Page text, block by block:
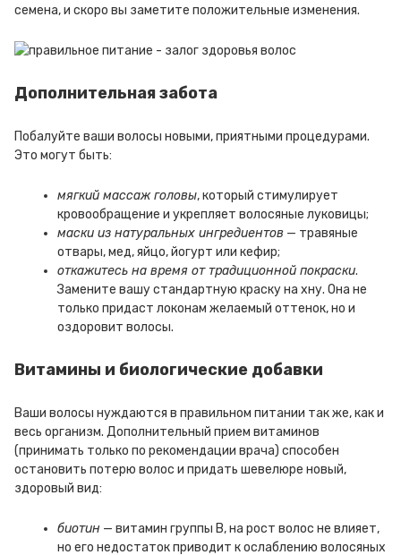
семена, и скоро вы заметите положительные изменения.
Дополнительная забота
Побалуйте ваши волосы новыми, приятными процедурами.
Это могут быть:
мягкий массаж головы, который стимулирует
кровообращение и укрепляет волосяные луковицы;
маски из натуральных ингредиентов — травяные
отвары, мед, яйцо, йогурт или кефир;
откажитесь на время от традиционной покраски.
Замените вашу стандартную краску на хну. Она не
только придаст локонам желаемый оттенок, но и
оздоровит волосы.
Витамины и биологические добавки
Ваши волосы нуждаются в правильном питании так же, как и
весь организм. Дополнительный прием витаминов
(принимать только по рекомендации врача) способен
остановить потерю волос и придать шевелюре новый,
здоровый вид:
биотин — витамин группы В, на рост волос не влияет,
но его недостаток приводит к ослаблению волосяных